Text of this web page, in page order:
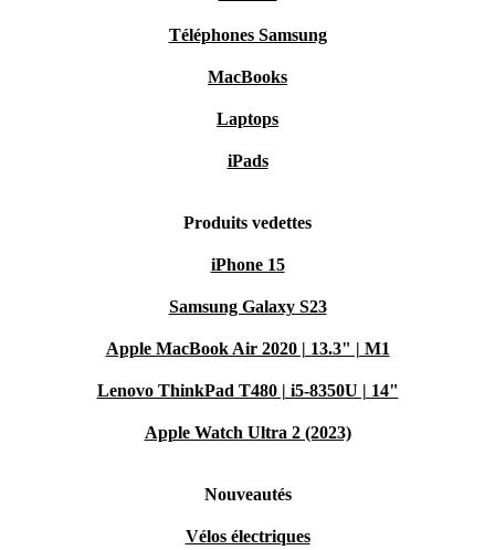
Téléphones Samsung
MacBooks
Laptops
iPads
Produits vedettes
iPhone 15
Samsung Galaxy S23
Apple MacBook Air 2020 | 13.3" | M1
Lenovo ThinkPad T480 | i5-8350U | 14"
Apple Watch Ultra 2 (2023)
Nouveautés
Vélos électriques